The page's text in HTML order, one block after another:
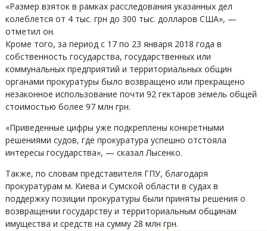
«Размер взяток в рамках расследования указанных дел
колеблется от 4 тыс. грн до 300 тыс. долларов США», —
отметил он.
Кроме того, за период с 17 по 23 января 2018 года в
собственность государства, государственных или
коммунальных предприятий и территориальных общин
органами прокуратуры было возвращено или прекращено
незаконное использование почти 92 гектаров земель общей
стоимостью более 97 млн ​​грн.
«Приведенные цифры уже подкреплены конкретными
решениями судов, где прокуратура успешно отстояла
интересы государства», — сказал Лысенко.
Также, по словам представителя ГПУ, благодаря
прокуратурам м. Киева и Сумской области в судах в
поддержку позиции прокуратуры были приняты решения о
возвращении государству и территориальным общинам
имущества и средств на сумму 28 млн грн.